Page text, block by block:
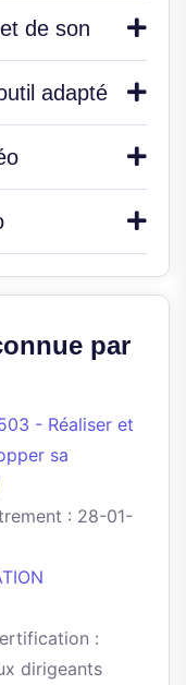
de son
adapté
par
- Réaliser et
sa
: 28-01-
:
dirigeants